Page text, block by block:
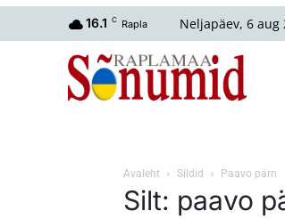
16.1 C Rapla Neljapäev, 6 aug
Avaleht Sildid Paavo pärn
Silt: paavo